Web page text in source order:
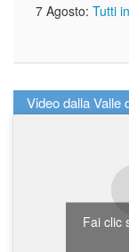
7 Agosto: Tutti
Video dalla Valle
Fai clic